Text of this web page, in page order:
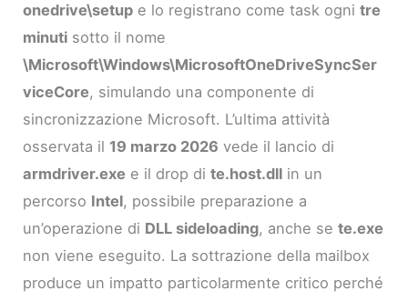
onedrive\setup e lo registrano come task ognitre
minuti sotto il nome
\Microsoft\Windows\MicrosoftOneDriveSyncSer
viceCore, simulando una componente di
sincronizzazione Microsoft. L’ultima attività
osservata il 19 marzo 2026 vede il lancio di
armdriver.exe e il drop dite.host.dll in un
percorso Intel, possibile preparazione a
un’operazione di DLL sideloading, anche sete.exe
non viene eseguito. La sottrazione della mailbox
produce un impatto particolarmente critico perché